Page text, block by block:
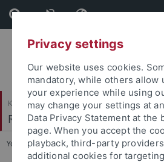
Skip
to
content
Skip
to
footer
Katholisch-Theologische Fakultät
Religionspädagogik
You are here: Startseite ...
Privacy settings
Our website uses cookies.
mandatory, while others allow
your experience while using
may change your settings at
Data Privacy Statement at the
page. When you accept the
playback, third-party
additional cookies for